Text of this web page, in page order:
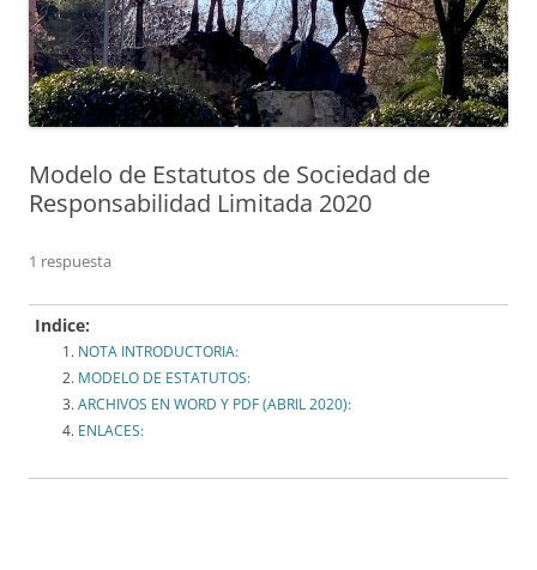
Modelo de Estatutos de Sociedad de
Responsabilidad Limitada 2020
1 respuesta
Indice:
NOTA INTRODUCTORIA:
MODELO DE ESTATUTOS:
ARCHIVOS EN WORD Y PDF (ABRIL 2020):
ENLACES: